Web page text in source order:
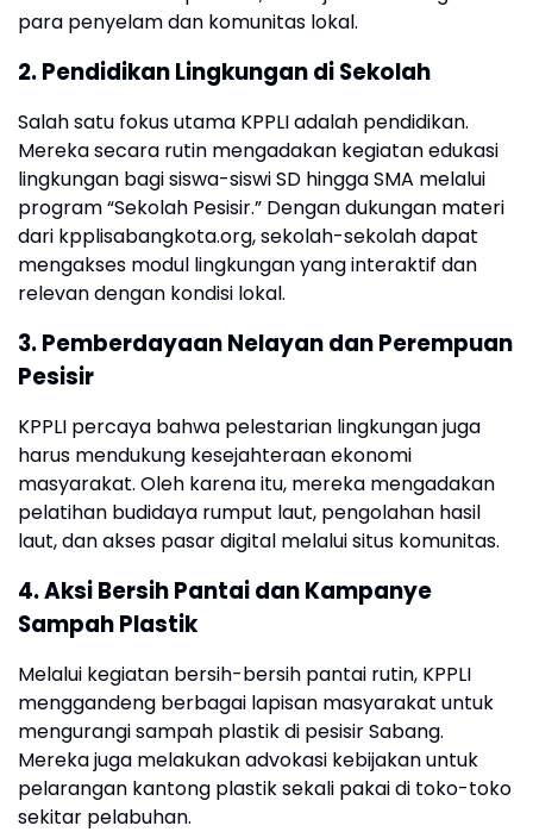
para penyelam dan komunitas lokal.
2. Pendidikan Lingkungan di Sekolah
Salah satu fokus utama KPPLI adalah pendidikan.
Mereka secara rutin mengadakan kegiatan edukasi
lingkungan bagi siswa-siswi SD hingga SMA melalui
program “Sekolah Pesisir.” Dengan dukungan materi
dari kpplisabangkota.org, sekolah-sekolah dapat
mengakses modul lingkungan yang interaktif dan
relevan dengan kondisi lokal.
3. Pemberdayaan Nelayan dan Perempuan
Pesisir
KPPLI percaya bahwa pelestarian lingkungan juga
harus mendukung kesejahteraan ekonomi
masyarakat. Oleh karena itu, mereka mengadakan
pelatihan budidaya rumput laut, pengolahan hasil
laut, dan akses pasar digital melalui situs komunitas.
4. Aksi Bersih Pantai dan Kampanye
Sampah Plastik
Melalui kegiatan bersih-bersih pantai rutin, KPPLI
menggandeng berbagai lapisan masyarakat untuk
mengurangi sampah plastik di pesisir Sabang.
Mereka juga melakukan advokasi kebijakan untuk
pelarangan kantong plastik sekali pakai di toko-toko
sekitar pelabuhan.